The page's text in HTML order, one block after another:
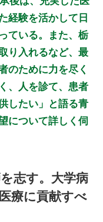
経験を活かして日
ている。また、栃
り入れるなど、最
のために力を尽く
、人を診て、患者
したい」と語る青
について詳しく伺
志す。大学病
療に貢献すべ